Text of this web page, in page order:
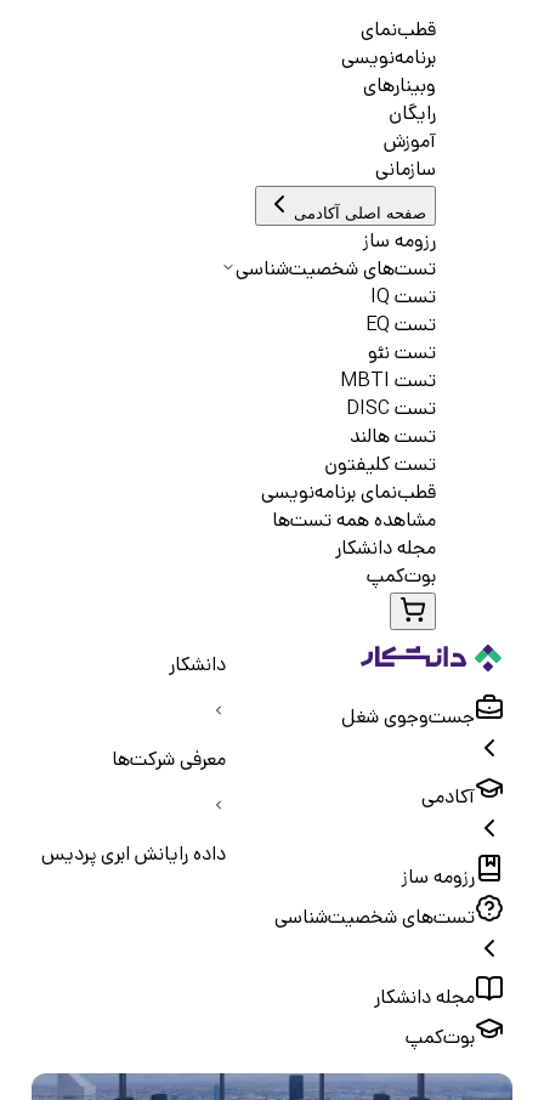
قطب‌نمای
برنامه‌نویسی
وبینارهای
رایگان
آموزش
سازمانی
صفحه اصلی آکادمی
رزومه ساز
تست‌های شخصیت‌شناسی
تست IQ
تست EQ
تست نئو
تست MBTI
تست DISC
تست هالند
تست کلیفتون
قطب‌نمای برنامه‌نویسی
مشاهده همه تست‌ها
مجله دانشکار
بوت‌کمپ
جست‌و‌جوی شغل
آکادمی
رزومه ساز
تست‌های شخصیت‌شناسی
مجله دانشکار
بوت‌کمپ
دانشکار
معرفی شرکت‌ها
داده رایانش ابری پردیس